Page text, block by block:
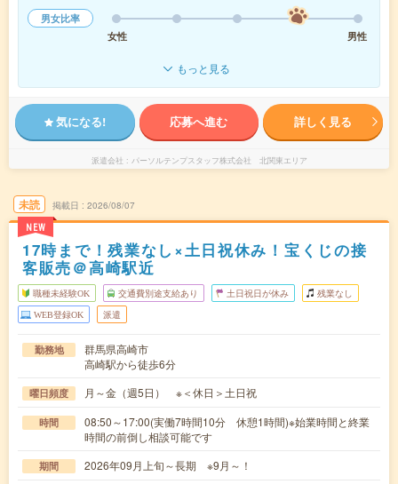
男女比率
女性
男性
もっと見る
気になる! 応募へ進む 詳しく見る
派遣会社 パーソルテンプスタッフ株式会社 北関東エリア
未読
NEW
掲載日 2026/08/07
17時まで！残業なし×土日祝休み！宝くじの接
客販売＠高崎駅近
職種未経験OK 交通費別途支給あり 土日祝日が休み 残業なし
WEB登録OK 派遣
勤務地
群馬県高崎市
高崎駅から徒歩6分
曜日頻度 月～金（週5日） ※＜休日＞土日祝
時間
08:50～17:00(実働7時間10分 休憩1時間)※始業時間と終業
時間の前倒し相談可能です
期間 2026年09月上旬～長期 ※9月～！